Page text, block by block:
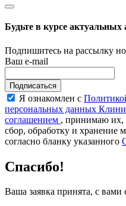
Будьте в курсе актуальных
Подпишитесь на рассылку
Ваш e-mail
Подписаться
Я ознакомлен с
персональных данных
соглашением , принимаю их,
сбор, обработку и хранение
согласно бланку указанного
Спасибо!
Ваша заявка принята, с вами